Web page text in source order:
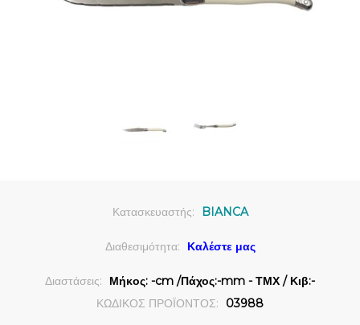
Κατασκευαστής: BIANCA
Διαθεσιμότητα: Καλέστε μας
Διαστάσεις:
Μήκος: -cm /Πάχος:-mm - ΤΜΧ / Κιβ:-
ΚΩΔΙΚΟΣ ΠΡΟΪΟΝΤΟΣ:
03988